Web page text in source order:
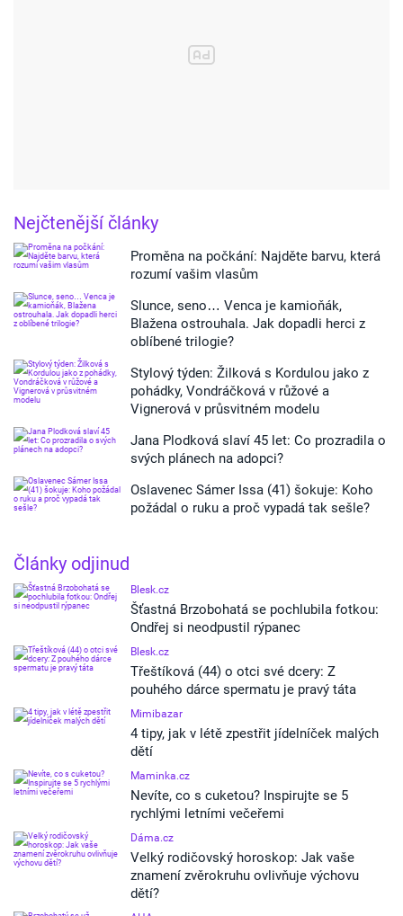
Nejčtenější články
Proměna na počkání: Najděte barvu, která
rozumí vašim vlasům
Slunce, seno… Venca je kamioňák,
Blažena ostrouhala. Jak dopadli herci z
oblíbené trilogie?
Stylový týden: Žilková s Kordulou jako z
pohádky, Vondráčková v růžové a
Vignerová v průsvitném modelu
Jana Plodková slaví 45 let: Co prozradila o
svých plánech na adopci?
Oslavenec Sámer Issa (41) šokuje: Koho
požádal o ruku a proč vypadá tak sešle?
Články odjinud
Blesk.cz
Šťastná Brzobohatá se pochlubila fotkou:
Ondřej si neodpustil rýpanec
Blesk.cz
Třeštíková (44) o otci své dcery: Z
pouhého dárce spermatu je pravý táta
Mimibazar
4 tipy, jak v létě zpestřit jídelníček malých
dětí
Maminka.cz
Nevíte, co s cuketou? Inspirujte se 5
rychlými letními večeřemi
Dáma.cz
Velký rodičovský horoskop: Jak vaše
znamení zvěrokruhu ovlivňuje výchovu
dětí?